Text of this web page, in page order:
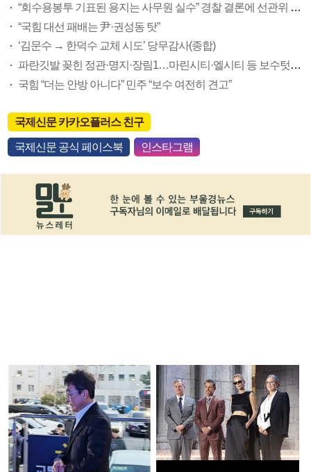
“회수용봉투 기표된 용지는 사무원 실수” 경찰 결론에 선관위 부실 투표관리 도마(종합)
“국힘 대선 패배는 尹·권성동 탓”
‘김문수 → 한덕수 교체 시도’ 당무감사(종합)
파란깃발 꽂힌 정관·명지·장림1…마린시티·엘시티 등 보수텃밭도 미세변화 감지
국힘 “더는 안방 아니다” 민주 “보수 여전히 견고”
국제신문 카카오플러스 친구
국제신문 공식 페이스북 인스타그램